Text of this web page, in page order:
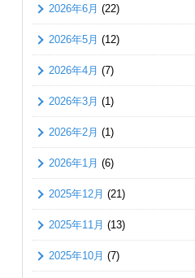
2026年6月 (22)
2026年5月 (12)
2026年4月 (7)
2026年3月 (1)
2026年2月 (1)
2026年1月 (6)
2025年12月 (21)
2025年11月 (13)
2025年10月 (7)